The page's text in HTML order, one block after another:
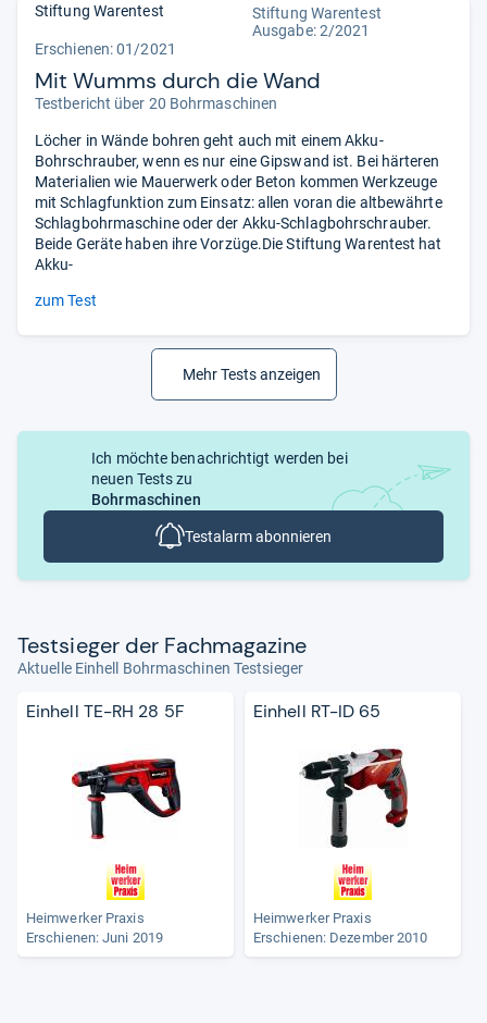
Stiftung Warentest
Stiftung Warentest
Ausgabe: 2/2021
Erschienen: 01/2021
Mit Wumms durch die Wand
Testbericht über 20 Bohrmaschinen
Löcher in Wände bohren geht auch mit einem Akku-
Bohrschrauber, wenn es nur eine Gipswand ist. Bei härteren
Materialien wie Mauerwerk oder Beton kommen Werkzeuge
mit Schlagfunktion zum Einsatz: allen voran die altbewährte
Schlagbohrmaschine oder der Akku-Schlagbohrschrauber.
Beide Geräte haben ihre Vorzüge.Die Stiftung Warentest hat
Akku-
zum Test
Mehr Tests anzeigen
Ich möchte benachrichtigt werden bei
neuen Tests zu
Bohrmaschinen
Testalarm abonnieren
Test­sie­ger der Fach­ma­ga­zine
Aktuelle Einhell Bohrmaschinen Testsieger
Einhell TE-RH 28 5F
Heimwerker Praxis
Erschienen: Juni 2019
Einhell RT-ID 65
Heimwerker Praxis
Erschienen: Dezember 2010